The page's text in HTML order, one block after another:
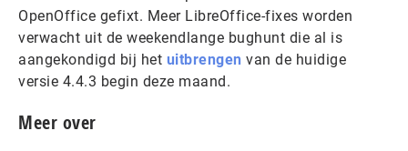
OpenOffice gefixt. Meer LibreOffice-fixes worden
verwacht uit de weekendlange bughunt die al is
aangekondigd bij het uitbrengen van de huidige
versie 4.4.3 begin deze maand.
Meer over